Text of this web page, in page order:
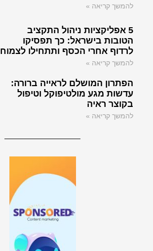
להמשך קריאה »
5 אפליקציות ניהול התקציב
הטובות בישראל: כך תפסיקו
לרדוף אחרי הכסף ותתחילו לצמוח
להמשך קריאה »
הפתרון המושלם לראייה ברורה:
עדשות מגע מולטיפוקל וטיפול
בקוצר ראיה
להמשך קריאה »